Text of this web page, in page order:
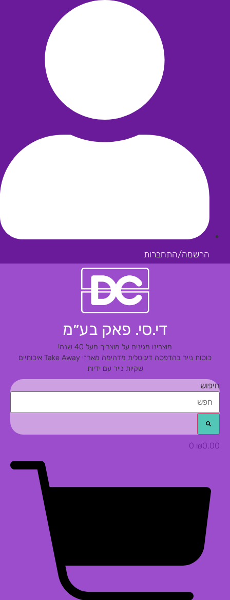
הרשמה/התחברות
די.סי. פאק בע״מ
מוצרינו מגינים על מוצריך מעל 40 שנה!
כוסות נייר בהדפסה דיגיטלית מדהימהמארזי Take Away איכותיים
שקיות נייר עם ידיות
חיפוש
₪0.00
0